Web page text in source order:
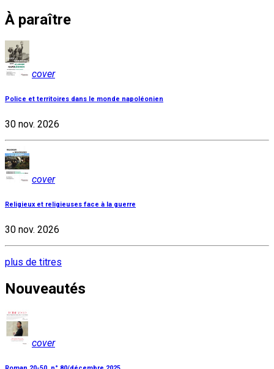
À paraître
cover
Police et territoires dans le monde napoléonien
30 nov. 2026
cover
Religieux et religieuses face à la guerre
30 nov. 2026
plus de titres
Nouveautés
cover